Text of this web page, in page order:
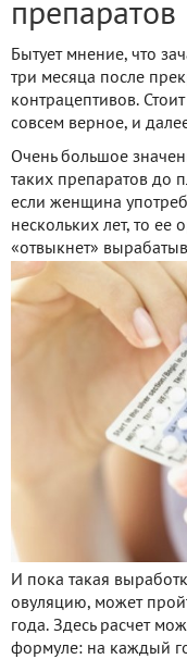
препаратов
Бытует мнение, что
три месяца после
контрацептивов.
совсем верное, и
Очень большое
таких препаратов до
если женщина
нескольких лет, то ее
«отвыкнет»
И пока такая
овуляцию, может
года. Здесь расчет
формуле: на каждый